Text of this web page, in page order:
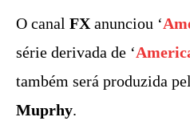
O canal FX anunciou ‘
série derivada de ‘
também será produzida
Muprhy.